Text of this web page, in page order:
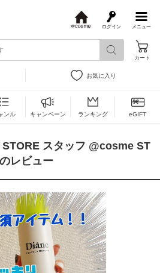
メニュー
ログイン
s
カート
お気に入り
ンル キャンペーン ランキング eGIFT
スタッフ @cosme ST
レビュー